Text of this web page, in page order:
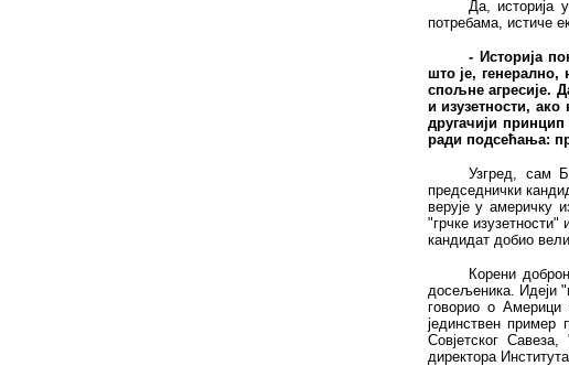
Да, историја
потребама, истиче
- Историја
што је, генерално,
спољне агресије.
и изузетности,
другачији
ради подсећања:
Узгред, сам
председнички
верује у америчку
"грчке изузетности"
кандидат добио
Корени
досељеника. Идеји
говорио о
јединствен
Совјетског
директора